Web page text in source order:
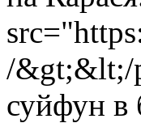
/&gt;&lt;/
суйфун в